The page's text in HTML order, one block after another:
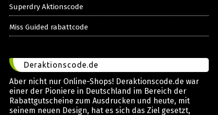
Superdry Aktionscode
Miss Guided rabattcode
Deraktionscode.de
Aber nicht nur Online-Shops! Deraktionscode.de war
einer der Pioniere in Deutschland im Bereich der
Rabattgutscheine zum Ausdrucken und heute, mit
seinem neuen Design, hat es sich das Ziel gesetzt,